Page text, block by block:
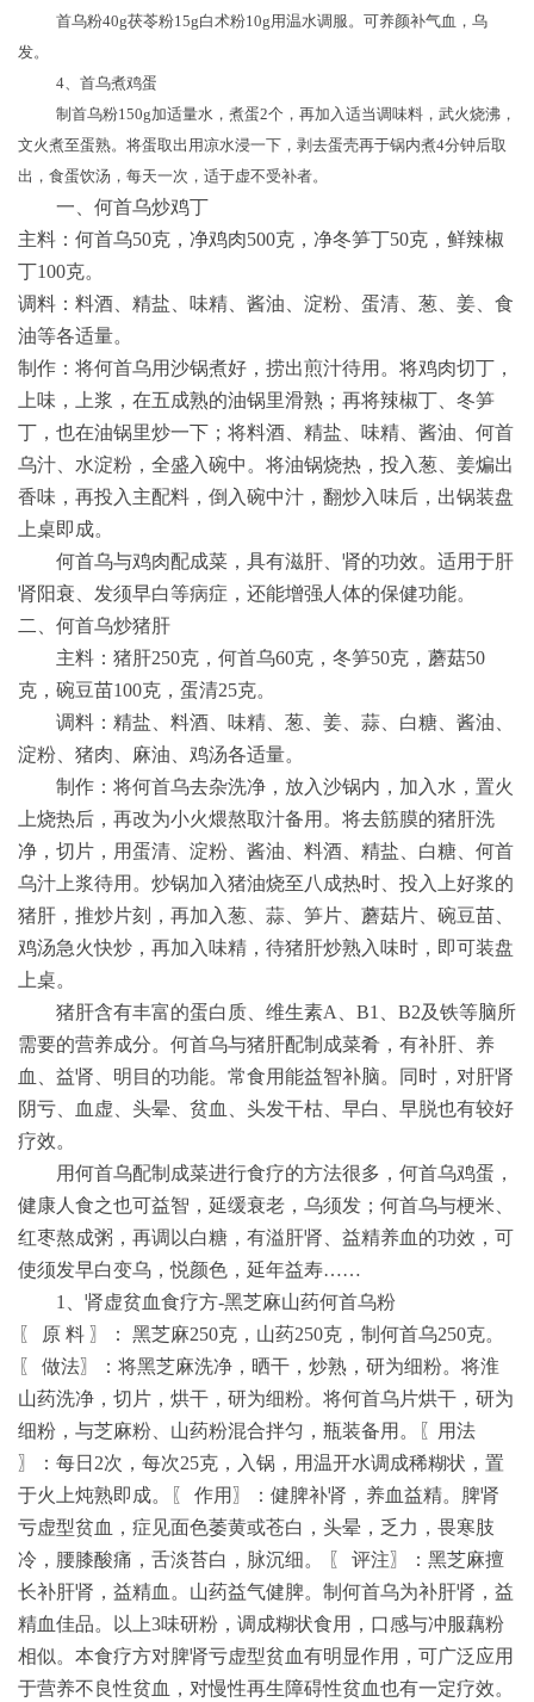
首乌粉40g茯苓粉15g白术粉10g用温水调服。可养颜补气血，乌
发。
4、首乌煮鸡蛋
制首乌粉150g加适量水，煮蛋2个，再加入适当调味料，武火烧沸，
文火煮至蛋熟。将蛋取出用凉水浸一下，剥去蛋壳再于锅内煮4分钟后取
出，食蛋饮汤，每天一次，适于虚不受补者。
一、何首乌炒鸡丁
主料：何首乌50克，净鸡肉500克，净冬笋丁50克，鲜辣椒
丁100克。
调料：料酒、精盐、味精、酱油、淀粉、蛋清、葱、姜、食
油等各适量。
制作：将何首乌用沙锅煮好，捞出煎汁待用。将鸡肉切丁，
上味，上浆，在五成熟的油锅里滑熟；再将辣椒丁、冬笋
丁，也在油锅里炒一下；将料酒、精盐、味精、酱油、何首
乌汁、水淀粉，全盛入碗中。将油锅烧热，投入葱、姜煸出
香味，再投入主配料，倒入碗中汁，翻炒入味后，出锅装盘
上桌即成。
何首乌与鸡肉配成菜，具有滋肝、肾的功效。适用于肝
肾阳衰、发须早白等病症，还能增强人体的保健功能。
二、何首乌炒猪肝
主料：猪肝250克，何首乌60克，冬笋50克，蘑菇50
克，碗豆苗100克，蛋清25克。
调料：精盐、料酒、味精、葱、姜、蒜、白糖、酱油、
淀粉、猪肉、麻油、鸡汤各适量。
制作：将何首乌去杂洗净，放入沙锅内，加入水，置火
上烧热后，再改为小火煨熬取汁备用。将去筋膜的猪肝洗
净，切片，用蛋清、淀粉、酱油、料酒、精盐、白糖、何首
乌汁上浆待用。炒锅加入猪油烧至八成热时、投入上好浆的
猪肝，推炒片刻，再加入葱、蒜、笋片、蘑菇片、碗豆苗、
鸡汤急火快炒，再加入味精，待猪肝炒熟入味时，即可装盘
上桌。
猪肝含有丰富的蛋白质、维生素A B1 B2及铁等脑所
需要的营养成分。何首乌与猪肝配制成菜肴，有补肝、养
血、益肾、明目的功能。常食用能益智补脑。同时，对肝肾
阴亏、血虚、头晕、贫血、头发干枯、早白、早脱也有较好
疗效。
用何首乌配制成菜进行食疗的方法很多，何首乌鸡蛋，
健康人食之也可益智，延缓衰老，乌须发；何首乌与梗米、
红枣熬成粥，再调以白糖，有溢肝肾、益精养血的功效，可
使须发早白变乌，悦颜色，延年益寿……
1、 肾虚贫血食疗方-黑芝麻山药何首乌粉
〖 原 料 〗： 黑芝麻250克，山药250克，制何首乌250克。
〖 做法〗：将黑芝麻洗净，晒干，炒熟，研为细粉。将淮
山药洗净，切片，烘干，研为细粉。将何首乌片烘干，研为
细粉，与芝麻粉、山药粉混合拌匀，瓶装备用。〖用法
〗：每日 2次，每次25克，入锅，用温开水调成稀糊状，置
于火上炖熟即成。〖 作用〗：健脾补肾，养血益精。脾肾
亏虚型贫血，症见面色萎黄或苍白，头晕，乏力，畏寒肢
冷，腰膝酸痛，舌淡苔白，脉沉细。 〖 评注〗：黑芝麻擅
长补肝肾，益精血。山药益气健脾。制何首乌为补肝肾，益
精血佳品。以上3味研粉，调成糊状食用，口感与冲服藕粉
相似。本食疗方对脾肾亏虚型贫血有明显作用，可广泛应用
于营养不良性贫血，对慢性再生障碍性贫血也有一定疗效。